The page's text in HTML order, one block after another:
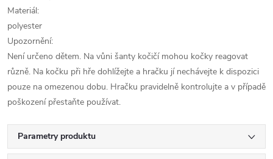
Materiál:
polyester
Upozornění:
Není určeno dětem. Na vůni šanty kočičí mohou kočky reagovat
různě. Na kočku při hře dohlížejte a hračku jí nechávejte k dispozici
pouze na omezenou dobu. Hračku pravidelně kontrolujte a v případě
poškození přestaňte používat.
Parametry produktu